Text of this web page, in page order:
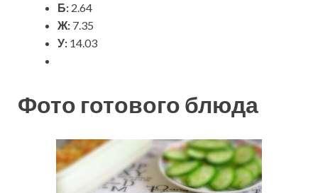
Б: 2.64
Ж: 7.35
У: 14.03
Фото готового блюда